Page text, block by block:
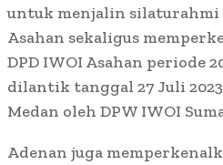
untuk menjalin silaturahmi
Asahan sekaligus
DPD IWOI Asahan periode
dilantik tanggal 27 Juli
Medan oleh DPW IWOI
Adenan juga